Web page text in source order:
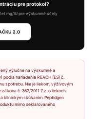
pre protokol?
mg/IU pre výskumné účely
2.0
výlučne na výskumné a
nariadenia REACH (ES) č.
spotrebu. Nie je liekom, výživovým
č. 362/2011 Z.z. o liekoch.
klinickým skúšaním. Peptidgen
mimo deklarovaného